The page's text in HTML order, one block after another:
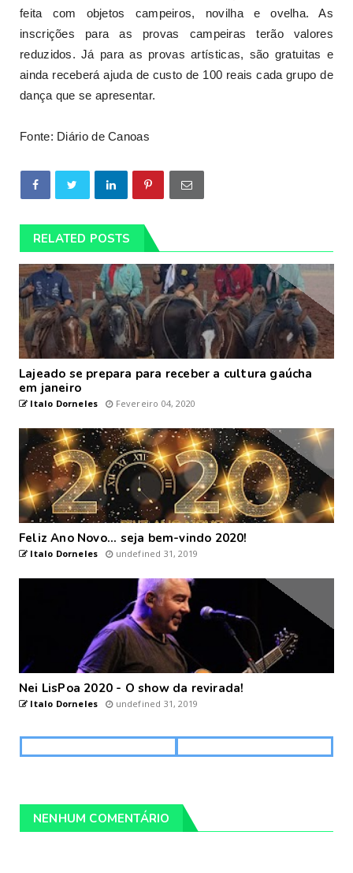
feita com objetos campeiros, novilha e ovelha. As
inscrições para as provas campeiras terão valores
reduzidos. Já para as provas artísticas, são gratuitas e
ainda receberá ajuda de custo de 100 reais cada grupo de
dança que se apresentar.
Fonte: Diário de Canoas
RELATED POSTS
Lajeado se prepara para receber a cultura gaúcha
em janeiro
Italo Dorneles Fevereiro 04, 2020
Feliz Ano Novo... seja bem-vindo 2020!
Italo Dorneles undefined 31, 2019
Nei LisPoa 2020 - O show da revirada!
Italo Dorneles undefined 31, 2019
NENHUM COMENTÁRIO